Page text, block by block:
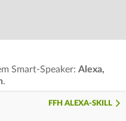
Smart-Speaker: Alexa,
.
FFH ALEXA-SKILL